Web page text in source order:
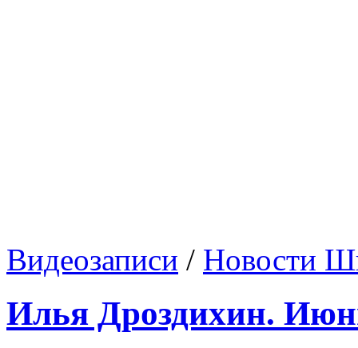
Видеозаписи / Новости
Илья Дроздихин.